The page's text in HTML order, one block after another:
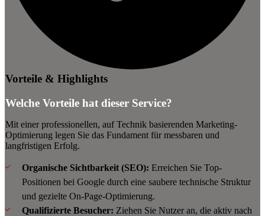
Vorteile & Highlights
Welche Vorteile hat dieser Service?
Mit einer professionellen, auf Technik basierenden Marketing-
Optimierung legen Sie das Fundament für messbaren und
langfristigen Erfolg.
Organische Sichtbarkeit (SEO): Erreichen Sie Top-
Positionen bei Google durch eine saubere technische Struktur
und gezielte On-Page-Optimierung.
Qualifizierte Besucher: Ziehen Sie Nutzer an, die aktiv nach